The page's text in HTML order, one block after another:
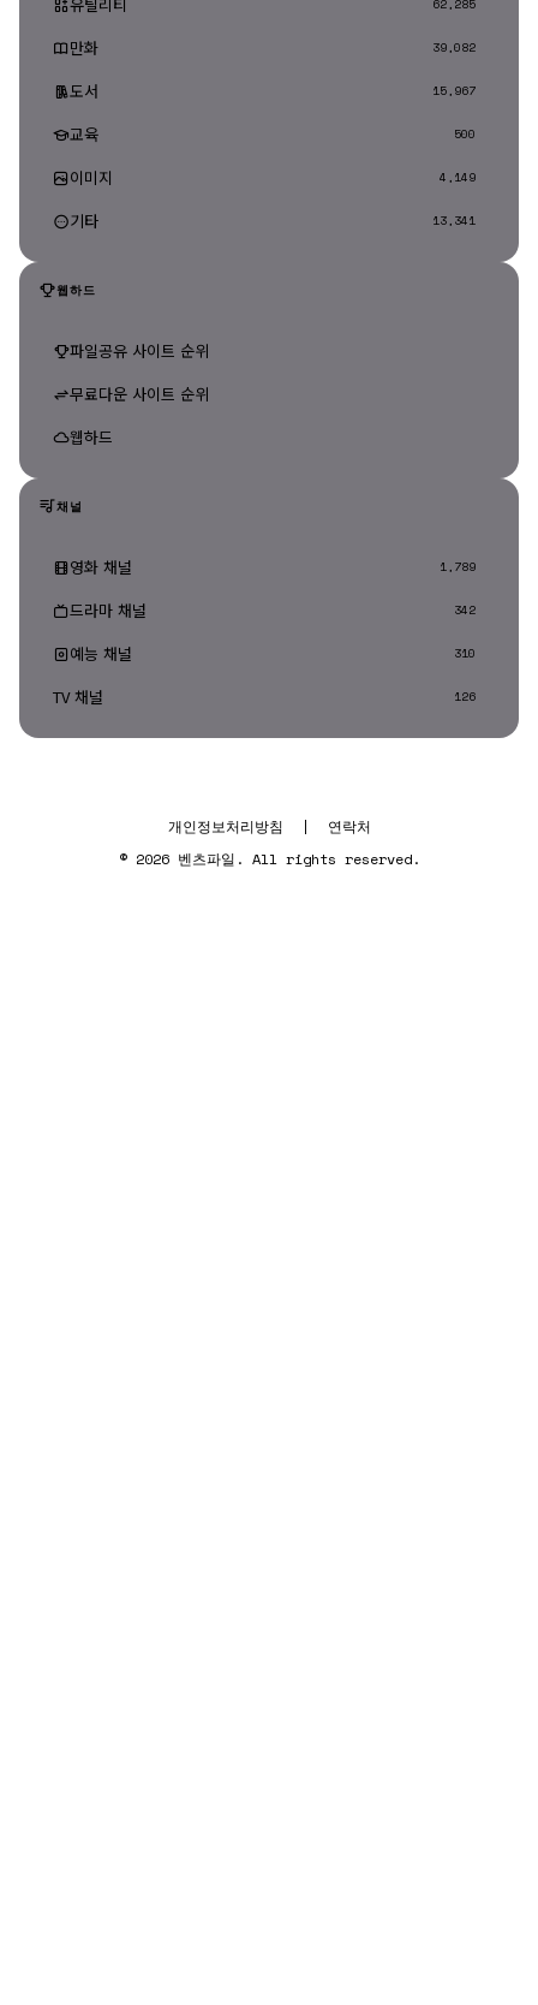
62,285
만화 39,082
도서 15,967
교육 500
이미지 4,149
기타 13,341
웹하드
파일공유 사이트 순위
무료다운 사이트 순위
웹하드
채널
영화 채널 1,789
드라마 채널 342
예능 채널 310
TV 채널 126
개인정보처리방침 |
연락처
© 2026 벤츠파일. All rights reserved.